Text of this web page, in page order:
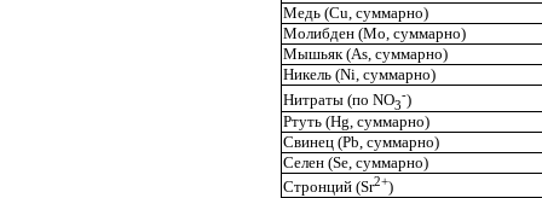
Медь (Сu, суммарно)
Молибден (Мо, суммарно)
Мышьяк (As, суммарно)
Никель (Ni, суммарно)
Нитраты (по NО3
-)
Ртуть (Hg, суммарно)
Свинец (Рb, суммарно)
Селен (Se, суммарно)
Стронций (Sr2+)